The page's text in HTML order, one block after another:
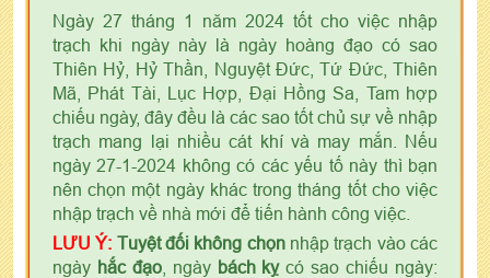
Ngày 27 tháng 1 năm 2024 tốt cho việc nhập
trạch khi ngày này là ngày hoàng đạo có sao
Thiên Hỷ, Hỷ Thần, Nguyệt Đức, Tứ Đức, Thiên
Mã, Phát Tài, Lục Hợp, Đại Hồng Sa, Tam hợp
chiếu ngày, đây đều là các sao tốt chủ sự về nhập
trạch mang lại nhiều cát khí và may mắn. Nếu
ngày 27-1-2024 không có các yếu tố này thì bạn
nên chọn một ngày khác trong tháng tốt cho việc
nhập trạch về nhà mới để tiến hành công việc.
LƯU Ý: Tuyệt đối không chọnnhập trạch vào các
ngày hắc đạo, ngày bách kỵcó sao chiếu ngày: